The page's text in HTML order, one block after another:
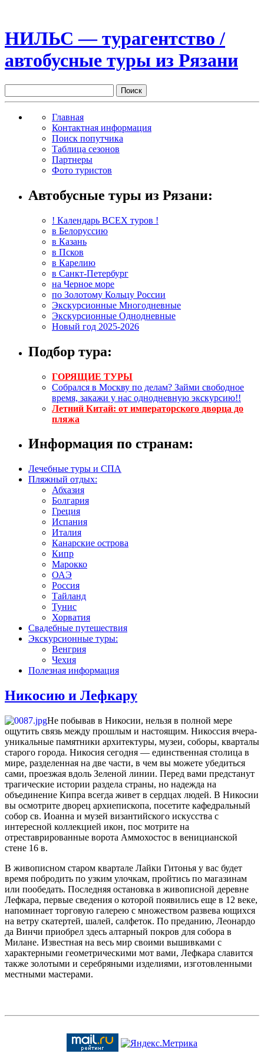
НИЛЬС — турагентство /
автобусные туры из Рязани
Главная
Контактная информация
Поиск попутчика
Таблица сезонов
Партнеры
Фото туристов
Автобусные туры из Рязани:
! Календарь ВСЕХ туров !
в Белоруссию
в Казань
в Псков
в Карелию
в Санкт-Петербург
на Черное море
по Золотому Кольцу России
Экскурсионные Многодневные
Экскурсионные Однодневные
Новый год 2025-2026
Подбор тура:
ГОРЯЩИЕ ТУРЫ
Собрался в Москву по делам? Займи свободное
время, закажи у нас однодневную экскурсию!!
Летний Китай: от императорского дворца до
пляжа
Информация по странам:
Лечебные туры и СПА
Пляжный отдых:
Абхазия
Болгария
Греция
Испания
Италия
Канарские острова
Кипр
Марокко
ОАЭ
Россия
Тайланд
Тунис
Хорватия
Свадебные путешествия
Экскурсионные туры:
Венгрия
Чехия
Полезная информация
Никосию и Лефкару
Не побывав в Никосии, нельзя в полной мере
ощутить связь между прошлым и настоящим. Никоссия вчера-
уникальные памятники архитектуры, музеи, соборы, кварталы
старого города. Никосия сегодня — единственная столица в
мире, разделенная на две части, в чем вы можете убедиться
сами, проезжая вдоль Зеленой линии. Перед вами предстанут
трагические истории раздела страны, но надежда на
объединение Кипра всегда живет в сердцах людей. В Никосии
вы осмотрите дворец архиепископа, посетите кафедральный
собор св. Иоанна и музей византийского искусства с
интересной коллекцией икон, пос мотрите на
отреставрированные ворота Аммохостос в веницианской
стене 16 в.
В живописном старом квартале Лайки Гитонья у вас будет
время побродить по узким улочкам, пройтись по магазинам
или пообедать. Последняя остановка в живописной деревне
Лефкара, первые сведения о которой появились еще в 12 веке,
напоминает торговую галерею с множеством развева ющихся
на ветру скатертей, шалей, салфеток. По преданию, Леонардо
да Винчи приобрел здесь алтарный покров для собора в
Милане. Известная на весь мир своими вышивками с
характерными геометрическими мот вами, Лефкара славится
также золотыми и серебряными изделиями, изготовленными
местными мастерами.